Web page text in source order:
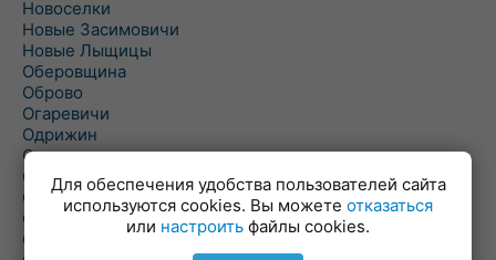
Новоселки
Новые Засимовичи
Новые Лыщицы
Оберовщина
Оброво
Огаревичи
Одрижин
Оздамичи
Озяты
Олтуш
Ольманы
Ольпень
Для обеспечения удобства пользователей сайта
используются cookies. Вы можете отказаться
или настроить файлы cookies.